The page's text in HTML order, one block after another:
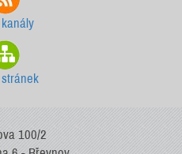
100/2